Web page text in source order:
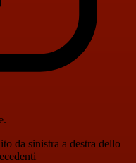
da sinistra a destra dello